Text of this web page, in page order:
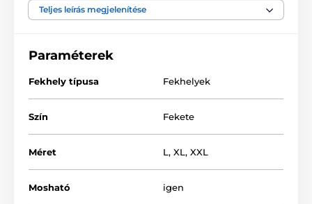
A fekhely anyaga - műbőr
Töltet - habszivacs
Teljes leírás megjelenítése
Paraméterek
Fekhely típusa Fekhelyek
Szín Fekete
Méret L, XL, XXL
Mosható igen